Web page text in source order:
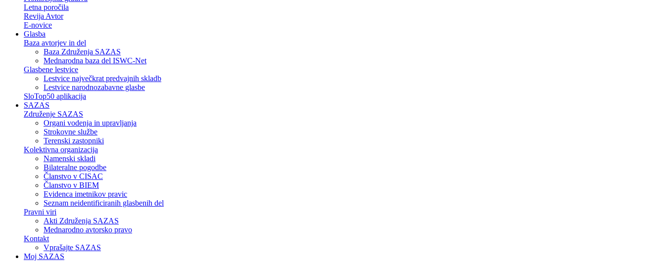
Letna poročila
Revija Avtor
E-novice
Glasba
Baza avtorjev in del
Baza Združenja SAZAS
Mednarodna baza del ISWC-Net
Glasbene lestvice
Lestvice največkrat predvajnih skladb
Lestvice narodnozabavne glasbe
SloTop50 aplikacija
SAZAS
Združenje SAZAS
Organi vodenja in upravljanja
Strokovne službe
Terenski zastopniki
Kolektivna organizacija
Namenski skladi
Bilateralne pogodbe
Članstvo v CISAC
Članstvo v BIEM
Evidenca imetnikov pravic
Seznam neidentificiranih glasbenih del
Pravni viri
Akti Združenja SAZAS
Mednarodno avtorsko pravo
Kontakt
Vprašajte SAZAS
Moj SAZAS